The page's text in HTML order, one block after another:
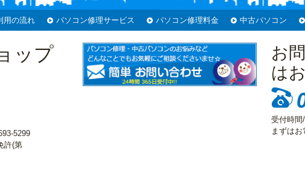
用の流れ パソコン修理サービス パソコン修理料金 中古パソコン
ップ
5299
許(第
お
は
受付時間
まずは